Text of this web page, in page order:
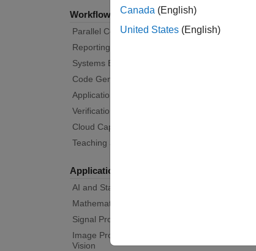
Workflows
Parallel Computing
Reporting and Database Access
Systems Engineering
Code Generation
Application Deployment
Verification, Validation, and Test
Cloud Capabilities
Teaching and Learning
Applications
AI and Statistics
Mathematics and Optimization
Signal Processing
Image Processing and Computer
Vision
Canada (English)
United States (English)